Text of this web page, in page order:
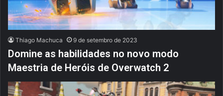
Thiago Machuca 9 de setembro de 2023
Domine as habilidades no novo modo
Maestria de Heróis de Overwatch 2